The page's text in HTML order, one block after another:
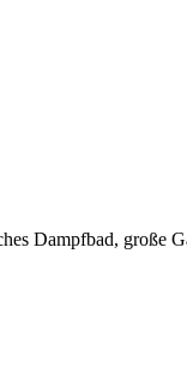
Dampfbad,